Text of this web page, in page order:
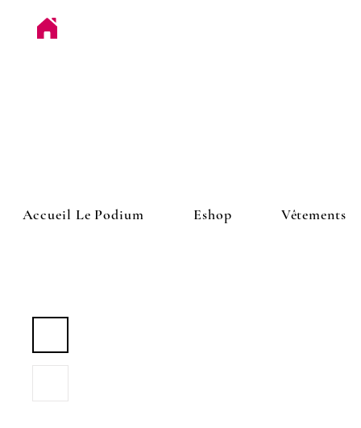
Accueil Le Podium Eshop Vêtements